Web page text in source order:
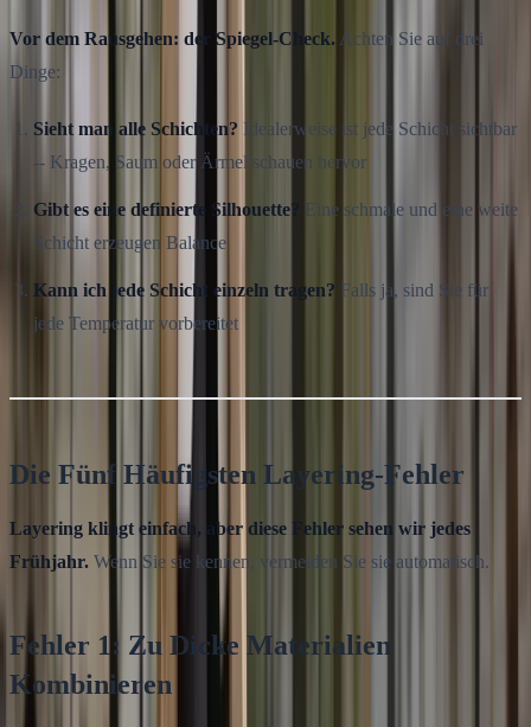
Vor dem Rausgehen: der Spiegel-Check. Achten Sie auf drei
Dinge:
Sieht man alle Schichten? Idealerweise ist jede Schicht sichtbar
-- Kragen, Saum oder Ärmel schauen hervor
Gibt es eine definierte Silhouette?
Eine schmale und eine weite
Schicht erzeugen Balance
Kann ich jede Schicht einzeln tragen? Falls ja, sind Sie für
jede Temperatur vorbereitet
Die Fünf Häufigsten Layering-Fehler
Layering klingt einfach, aber diese Fehler sehen wir jedes
Frühjahr. Wenn Sie sie kennen, vermeiden Sie sie automatisch.
Fehler 1: Zu Dicke Materialien
Kombinieren